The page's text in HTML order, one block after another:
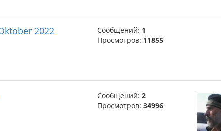
2022 Сообщений: 1
Просмотров: 11855
Сообщений: 2
Просмотров: 34996